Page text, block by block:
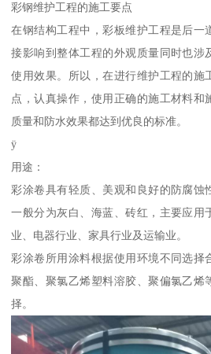
彩钢维护工程的施工要点
在钢结构工程中，彩板维护工程是后一
接影响到整体工程的外观质量同时也涉
使用效果。所以，在进行维护工程的施
点，认真操作，使用正确的施工材料和
质量和防水效果都达到优良的标准。
ÿ
用途：
彩涂卷具有轻质、美观和良好的防腐蚀
一般分为灰白、海蓝、砖红，主要应用
业、电器行业、家具行业及运输业。
彩涂卷所用涂料根据使用环境不同选择
聚酯、聚氯乙烯塑料溶胶、聚偏氯乙烯
择。